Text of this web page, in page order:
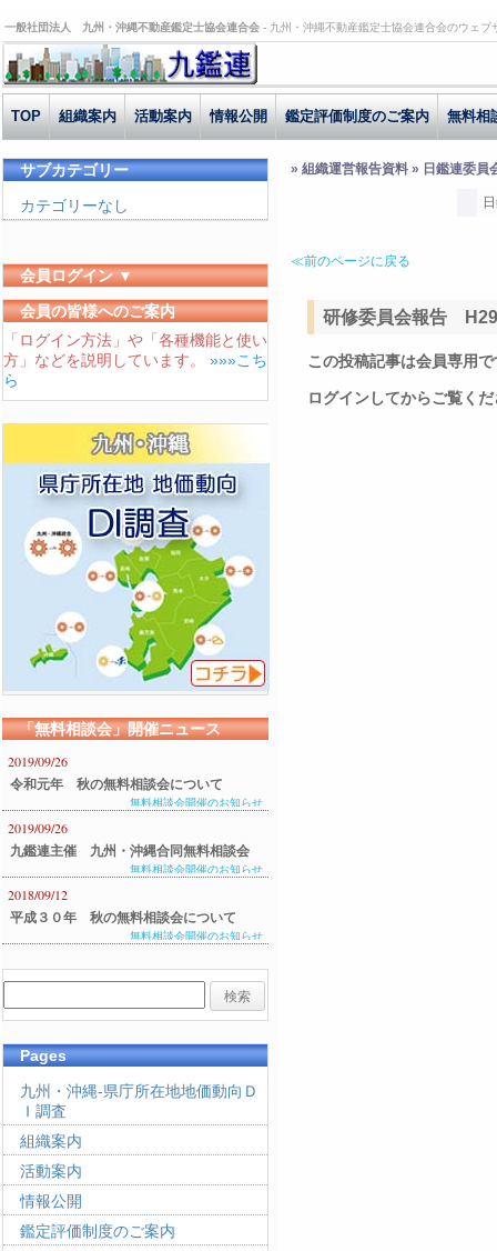
一般社団法人 九州・沖縄不動産鑑定士協会連合会 - 九州・沖縄不動産鑑定士協会連合会のウェ
TOP 組織案内 活動案内 情報公開 鑑定評価制度のご案内 無料相
» 組織運営報告資料 » 日鑑連委員
≪前のページに戻る
研修委員会報告
この投稿記事は会員専用
ログインしてからご覧く
サブカテゴリー
カテゴリーなし
会員ログイン ▼
ユーザーID
パスワード
会員の皆様へのご案内
「ログイン方法」や「各種機能と使い
方」などを説明しています。 »»»こち
ら
「無料相談会」開催ニュース
2019/09/26
令和元年 秋の無料相談会について
無料相談会開催のお知らせ
2019/09/26
九鑑連主催 九州・沖縄合同無料相談会
のご案内
無料相談会開催のお知らせ
2018/09/12
平成３０年 秋の無料相談会について
無料相談会開催のお知らせ
Pages
九州・沖縄-県庁所在地地価動向Ｄ
Ｉ調査
組織案内
活動案内
情報公開
鑑定評価制度のご案内